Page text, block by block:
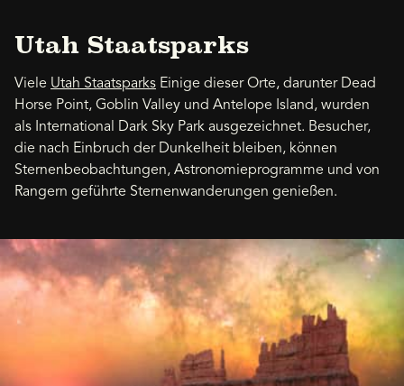
Utah Staatsparks
Viele Utah Staatsparks Einige dieser Orte, darunter Dead
Horse Point, Goblin Valley und Antelope Island, wurden
als International Dark Sky Park ausgezeichnet. Besucher,
die nach Einbruch der Dunkelheit bleiben, können
Sternenbeobachtungen, Astronomieprogramme und von
Rangern geführte Sternenwanderungen genießen.